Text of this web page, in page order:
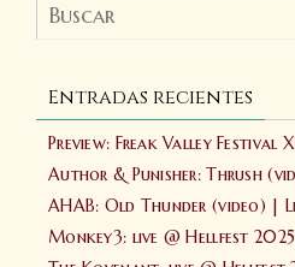
Entradas recientes
Preview: Freak Valley Festival
Author & Punisher: Thrush
AHAB: Old Thunder (video) |
Monkey3: live @ Hellfest 2025